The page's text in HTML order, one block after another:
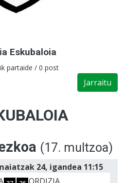
Eskubaloia
partaide / 0 post
Jarraitu
(17. multzoa)
24, igandea 11:15